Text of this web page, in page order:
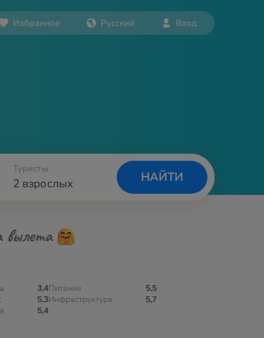
Избранное Русский Вход
2 взрослых
Туристы
НАЙТИ
вылета
3,4
5,3
5,4
Питание
5,5
Инфраструктура
5,7